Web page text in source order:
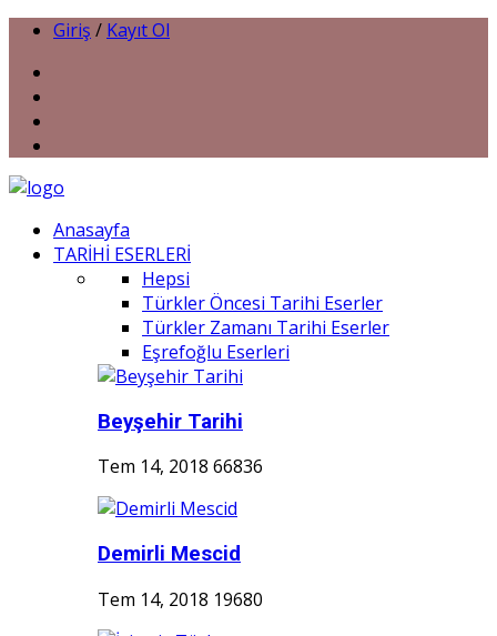
Giriş / Kayıt Ol
Anasayfa
TARİHİ ESERLERİ
Hepsi
Türkler Öncesi Tarihi Eserler
Türkler Zamanı Tarihi Eserler
Eşrefoğlu Eserleri
Beyşehir Tarihi
Tem 14, 2018 66836
Demirli Mescid
Tem 14, 2018 19680